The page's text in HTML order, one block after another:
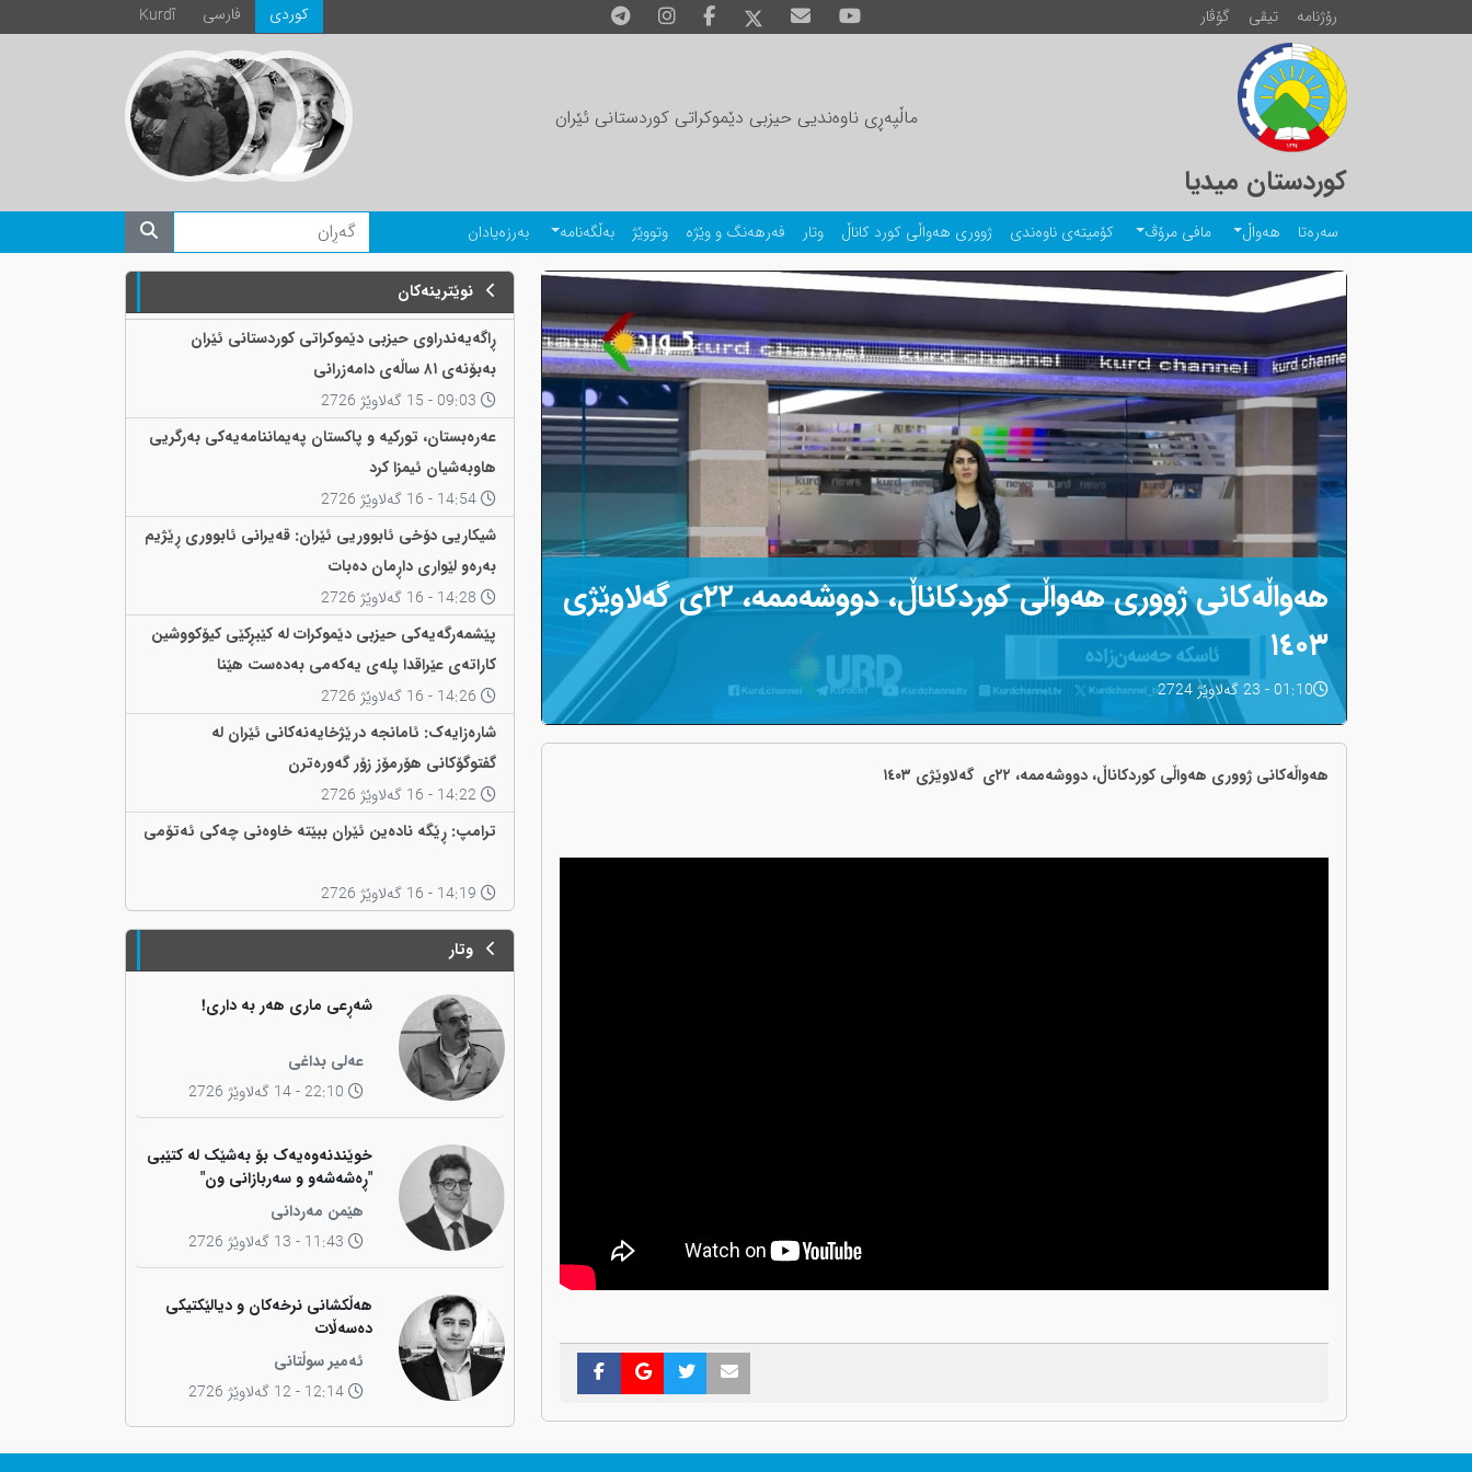
رۆژنامە تیڤی گۆڤار Kurdî فارسی كوردی
کوردستان میدیا
ماڵپەڕی ناوەندیی حیزبی دێموکراتی کوردستانی ئێران
سەرەتا هەواڵ مافی مرۆڤ کۆمیتەی ناوەندی ژووری هەواڵی کورد کاناڵ وتار فەرهەنگ و وێژە وتووێژ بەڵگەنامە بەرزەیادان
هەواڵەکانی ژووری هەواڵی کوردکاناڵ، دووشەممە، ‌٢٢ی گەلاوێژی
١٤٠٣
01:10 - 23 گەلاوێژ 2724
هەواڵەکانی ژووری هەواڵی کوردکاناڵ، دووشەممە، ‌٢٢ی گەلاوێژی ١٤٠٣
نوێترینەکان
ڕاگەیەندراوی حیزبی دێموکراتی کوردستانی ئێران
بەبۆنەی ٨١ ساڵەی دامەزرانی
عەرەبستان، تورکیە و پاکستان پەیماننامەیەکی بەرگریی
هاوبەشیان ئیمزا کرد
شیکاریی دۆخی ئابووریی ئێران: قەیرانی ئابووری ڕێژیم
بەرەو لێواری داڕمان دەبات
پێشمەرگەیەکی حیزبی دێموکرات لە کێبڕکێی کیۆکووشین
کاراتەی عێراقدا پلەی یەکەمی بەدەست هێنا
شارەزایەک: ئامانجە درێژخایەنەکانی ئێران لە
گفتوگۆکانی هۆرمۆز زۆر گەورەترن
ترامپ: ڕێگە نادەین ئێران ببێتە خاوەنی چەکی ئەتۆمی
وتار
شەڕعی ماری هەر بە داری!
عەلی بداغی
22:10 - 14 گەلاوێژ 2726
خوێندنەوەیەک بۆ بەشێک لە کتێبی
"ڕەشەشەو و سەربازانی ون"
هێمن مەردانی
11:43 - 13 گەلاوێژ 2726
هەڵکشانی نرخەکان و دیالێکتیکی
دەسەڵات
ئەمیر سوڵتانی
12:14 - 12 گەلاوێژ 2726